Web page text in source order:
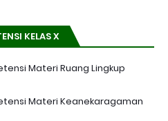
KELAS X
Materi Ruang Lingkup
Materi Keanekaragaman